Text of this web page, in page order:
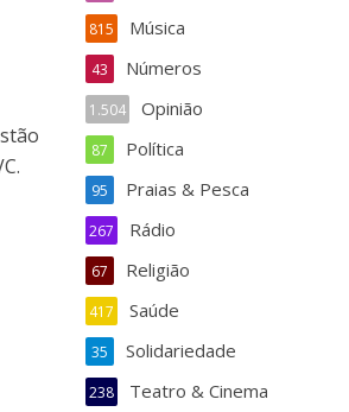
Música
815
Números
43
Opinião
1.504
Política
87
Praias & Pesca
95
Rádio
267
Religião
67
Saúde
417
Solidariedade
35
Teatro & Cinema
238